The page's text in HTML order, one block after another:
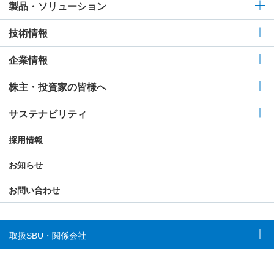
製品・ソリューション
技術情報
企業情報
株主・投資家の皆様へ
サステナビリティ
採用情報
お知らせ
お問い合わせ
取扱SBU・関係会社